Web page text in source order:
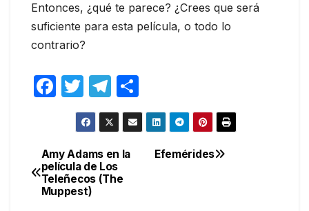
Entonces, ¿qué te parece? ¿Crees que será
suficiente para esta película, o todo lo
contrario?
F
e
b
o
T
w
itt
er
T
el
e
gr
a
o
m
Navegación
de
Efemérides
Amy Adams en la
película de Los
Teleñecos (The
Muppest)